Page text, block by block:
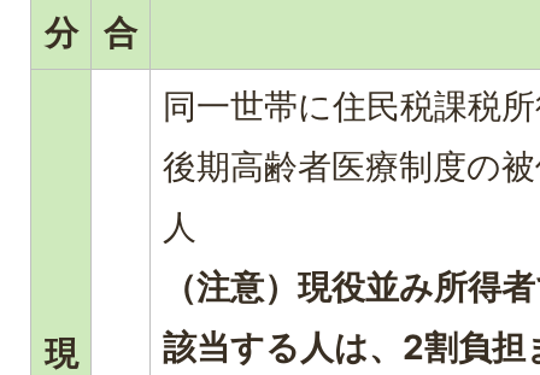
分
合
現
同一世帯に住民税課税
後期高齢者医療制度の
人
（注意）現役並み所得
該当する人は、2割負